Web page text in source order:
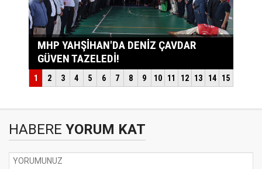
HABERE YORUM KAT